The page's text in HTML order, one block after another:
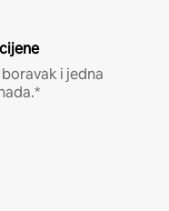
i jedna